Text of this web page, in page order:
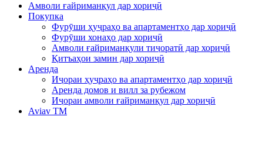
Амволи ғайриманқул дар хориҷӣ
Покупка
Фурӯши ҳуҷраҳо ва апартаментҳо дар хориҷӣ
Фурӯши хонаҳо дар хориҷӣ
Амволи ғайриманқули тиҷоратӣ дар хориҷӣ
Қитъаҳои замин дар хориҷӣ
Аренда
Иҷораи ҳуҷраҳо ва апартаментҳо дар хориҷӣ
Аренда домов и вилл за рубежом
Иҷораи амволи ғайриманқул дар хориҷӣ
Aviav TM